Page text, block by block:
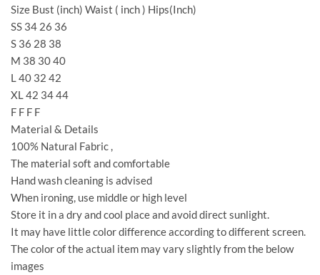
Size Bust (inch) Waist ( inch ) Hips(Inch)
SS 34 26 36
S 36 28 38
M 38 30 40
L 40 32 42
XL 42 34 44
F F F F
Material & Details
100% Natural Fabric ,
The material soft and comfortable
Hand wash cleaning is advised
When ironing, use middle or high level
Store it in a dry and cool place and avoid direct sunlight.
It may have little color difference according to different screen.
The color of the actual item may vary slightly from the below
images